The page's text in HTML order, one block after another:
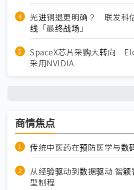
光进铜退更明确？ 联发科
线「最终战场」
SpaceX芯片采购大转向
采用NVIDIA
商情焦点
传统中医药在预防医学与数
从经验驱动到数据驱动 智
型制程